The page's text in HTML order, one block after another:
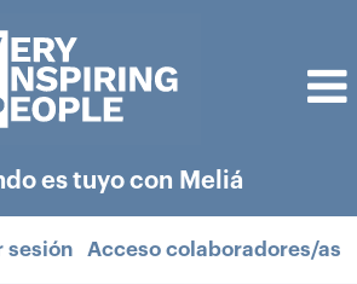
es tuyo con Meliá
sesión Acceso colaboradores/as